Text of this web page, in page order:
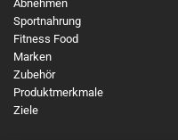
Abnehmen
Sportnahrung
Fitness Food
Marken
Zubehör
Produktmerkmale
Ziele